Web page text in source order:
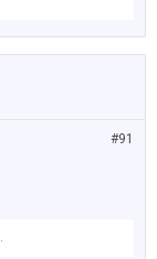
#91